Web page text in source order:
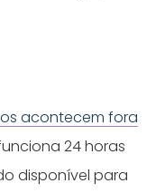
acontecem fora
24 horas
disponível para